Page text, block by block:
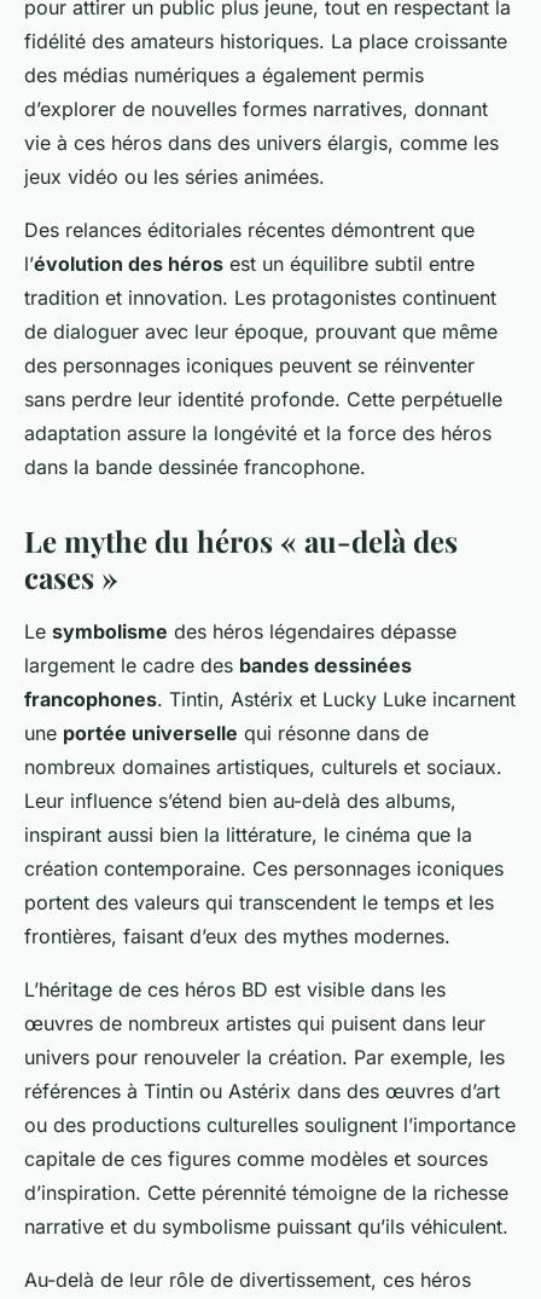
pour attirer un public plus jeune, tout en respectant la
fidélité des amateurs historiques. La place croissante
des médias numériques a également permis
d’explorer de nouvelles formes narratives, donnant
vie à ces héros dans des univers élargis, comme les
jeux vidéo ou les séries animées.
Des relances éditoriales récentes démontrent que
l’évolution des héros est un équilibre subtil entre
tradition et innovation. Les protagonistes continuent
de dialoguer avec leur époque, prouvant que même
des personnages iconiques peuvent se réinventer
sans perdre leur identité profonde. Cette perpétuelle
adaptation assure la longévité et la force des héros
dans la bande dessinée francophone.
Le mythe du héros « au-delà des
cases »
Le symbolisme des héros légendaires dépasse
largement le cadre des bandes dessinées
francophones. Tintin, Astérix et Lucky Luke incarnent
une portée universelle qui résonne dans de
nombreux domaines artistiques, culturels et sociaux.
Leur influence s’étend bien au-delà des albums,
inspirant aussi bien la littérature, le cinéma que la
création contemporaine. Ces personnages iconiques
portent des valeurs qui transcendent le temps et les
frontières, faisant d’eux des mythes modernes.
L’héritage de ces héros BD est visible dans les
œuvres de nombreux artistes qui puisent dans leur
univers pour renouveler la création. Par exemple, les
références à Tintin ou Astérix dans des œuvres d’art
ou des productions culturelles soulignent l’importance
capitale de ces figures comme modèles et sources
d’inspiration. Cette pérennité témoigne de la richesse
narrative et du symbolisme puissant qu’ils véhiculent.
Au-delà de leur rôle de divertissement, ces héros